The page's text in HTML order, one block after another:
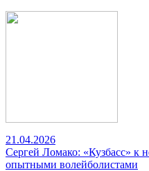
21.04.2026
Сергей Ломако: «Кузбасс» к
опытными волейболистами